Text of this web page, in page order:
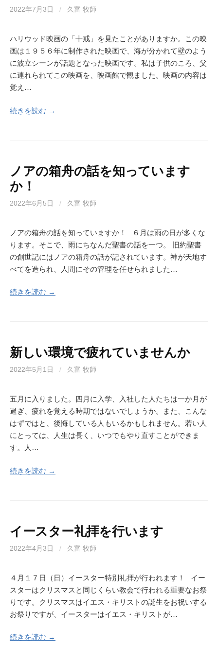
2022年7月3日 / 久富 牧師
ハリウッド映画の「十戒」を見たことがありますか。この映
画は１９５６年に制作された映画で、海が分かれて壁のよう
に波立シーンが話題となった映画です。私は子供のころ、父
に連れられてこの映画を、映画館で観ました。映画の内容は
覚え…
続きを読む →
ノアの箱舟の話を知っています
か！
2022年6月5日 / 久富 牧師
ノアの箱舟の話を知っていますか！ ６月は雨の日が多くな
ります。そこで、雨にちなんだ聖書の話を一つ。 旧約聖書
の創世記にはノアの箱舟の話が記されています。神が天地す
べてを造られ、人間にその管理を任せられました…
続きを読む →
新しい環境で疲れていませんか
2022年5月1日 / 久富 牧師
五月に入りました。四月に入学、入社した人たちは一か月が
過ぎ、疲れを覚える時期ではないでしょうか。また、こんな
はずではと、後悔している人もいるかもしれません。若い人
にとっては、人生は長く、いつでもやり直すことができま
す。人…
続きを読む →
イースター礼拝を行います
2022年4月3日 / 久富 牧師
４月１７日（日）イースター特別礼拝が行われます！ イー
スターはクリスマスと同じくらい教会で行われる重要なお祭
りです。クリスマスはイエス・キリストの誕生をお祝いする
お祭りですが、イースターはイエス・キリストが…
続きを読む →